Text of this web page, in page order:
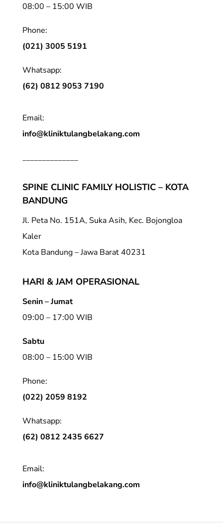
08:00 – 15:00 WIB
Phone:
(021) 3005 5191
Whatsapp:
(62) 0812 9053 7190
Email:
info@kliniktulangbelakang.com
______________
SPINE CLINIC FAMILY HOLISTIC – KOTA
BANDUNG
Jl. Peta No. 151A, Suka Asih, Kec. Bojongloa
Kaler
Kota Bandung – Jawa Barat 40231
HARI & JAM OPERASIONAL
Senin – Jumat
09:00 – 17:00 WIB
Sabtu
08:00 – 15:00 WIB
Phone:
(022) 2059 8192
Whatsapp:
(62) 0812 2435 6627
Email:
info@kliniktulangbelakang.com